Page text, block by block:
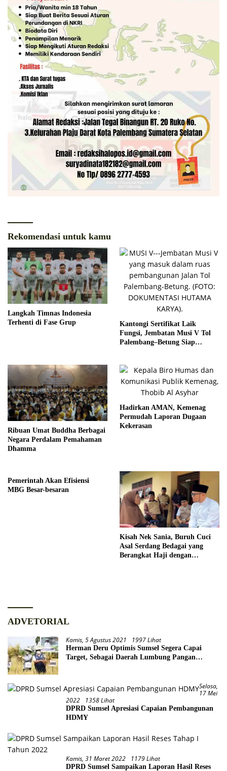
Rekomendasi untuk kamu
Langkah Timnas Indonesia
Terhenti di Fase Grup
Kantongi Sertifikat Laik
Fungsi, Jembatan Musi V Tol
Palembang–Betung Siap
Ribuan Umat Buddha Berbagai
Negara Perdalam Pemahaman
Dhamma
Hadirkan AMAN, Kemenag
Permudah Laporan Dugaan
Kekerasan
Pemerintah Akan Efisiensi
MBG Besar-besaran
Kisah Nek Sania, Buruh Cuci
Asal Serdang Bedagai yang
Berangkat Haji dengan
ADVETORIAL
Kamis, 5 Agustus 2021 1997 Lihat
Herman Deru Optimis Sumsel Segera Capai
Target, Sebagai Daerah Lumbung Pangan
Selasa,
17 Mei
2022
1358 Lihat
DPRD Sumsel Apresiasi Capaian Pembangunan
HDMY
Kamis, 31 Maret 2022 1179 Lihat
DPRD Sumsel Sampaikan Laporan Hasil Reses